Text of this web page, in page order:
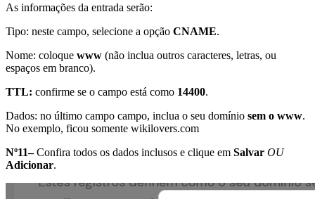
As informações da entrada serão:
Tipo: neste campo, selecione a opção CNAME.
Nome: coloque www (não inclua outros caracteres, letras, ou
espaços em branco).
TTL: confirme se o campo está como 14400.
Dados: no último campo campo, inclua o seu domínio sem o www.
No exemplo, ficou somente wikilovers.com
Nº11–Confira todos os dados inclusos e clique em Salvar OU
Adicionar.